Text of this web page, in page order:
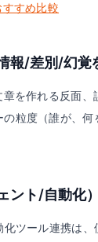
すめ比較
報/差別/幻覚
を作れる反面
粒度（誰が、
ント/自動化
化ツール連携は